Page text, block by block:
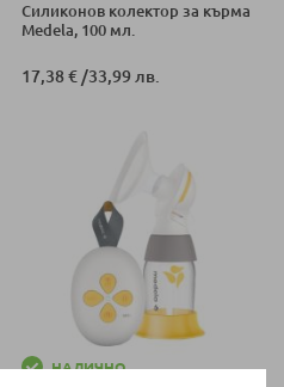
Силиконов колектор за кърма
Medela, 100 мл.
17,38 €/33,99 лв.
НАЛИЧНО